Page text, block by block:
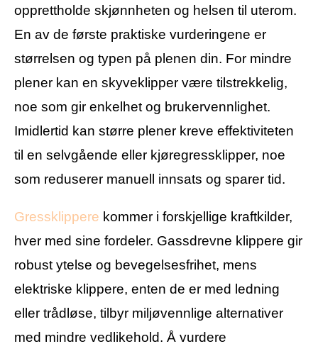
opprettholde skjønnheten og helsen til uterom.
En av de første praktiske vurderingene er
størrelsen og typen på plenen din. For mindre
plener kan en skyveklipper være tilstrekkelig,
noe som gir enkelhet og brukervennlighet.
Imidlertid kan større plener kreve effektiviteten
til en selvgående eller kjøregressklipper, noe
som reduserer manuell innsats og sparer tid.
Gressklippere kommer i forskjellige kraftkilder,
hver med sine fordeler. Gassdrevne klippere gir
robust ytelse og bevegelsesfrihet, mens
elektriske klippere, enten de er med ledning
eller trådløse, tilbyr miljøvennlige alternativer
med mindre vedlikehold. Å vurdere